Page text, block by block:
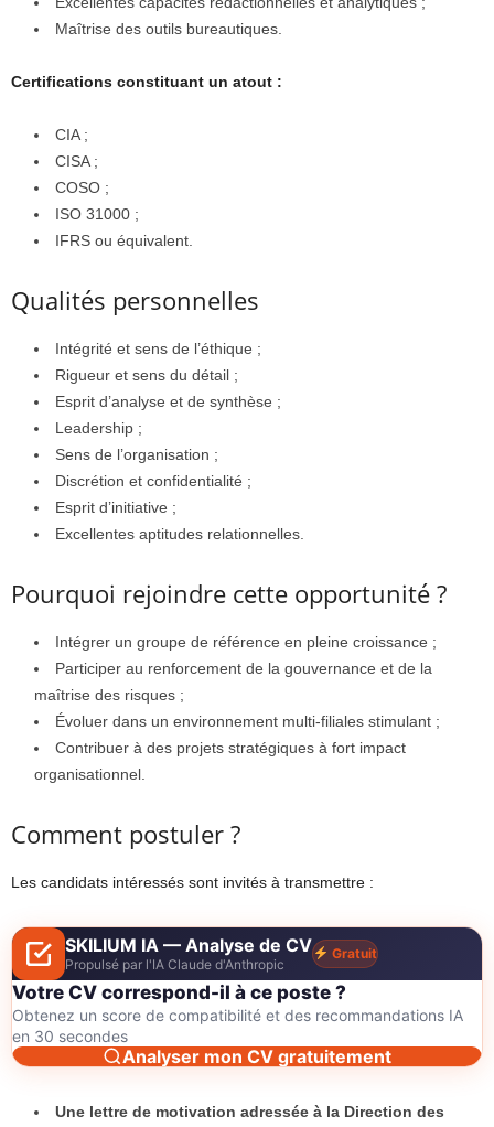
Maîtrise des outils bureautiques.
Certifications constituant un atout :
CIA ;
CISA ;
COSO ;
ISO 31000 ;
IFRS ou équivalent.
Qualités personnelles
Intégrité et sens de l’éthique ;
Rigueur et sens du détail ;
Esprit d’analyse et de synthèse ;
Leadership ;
Sens de l’organisation ;
Discrétion et confidentialité ;
Esprit d’initiative ;
Excellentes aptitudes relationnelles.
Pourquoi rejoindre cette opportunité ?
Intégrer un groupe de référence en pleine croissance ;
Participer au renforcement de la gouvernance et de la
maîtrise des risques ;
Évoluer dans un environnement multi-filiales stimulant ;
Contribuer à des projets stratégiques à fort impact
organisationnel.
Comment postuler ?
Les candidats intéressés sont invités à transmettre :
SKILIUM IA — Analyse de CV
Propulsé par l'IA Claude d'Anthropic
Gratuit
Votre CV correspond-il à ce poste ?
Obtenez un score de compatibilité et des recommandations IA
en 30 secondes
Analyser mon CV gratuitement
Une lettre de motivation adressée à la Direction des